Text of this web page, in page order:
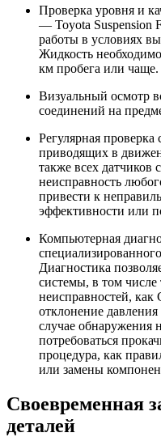
Проверка уровня и
— Toyota Suspension
работы в условиях
Жидкость
км пробега или чаще.
Визуальный осмотр
соединений на
Регулярная проверка
приводящих в
также всех
неисправность
привести к
эффективности или
Компьютерная
Диагностика
системы, в том числе
неисправностей,
отклонение
случае обнаружения
потребоваться
процедура, как
или замены
Своевременная
деталей